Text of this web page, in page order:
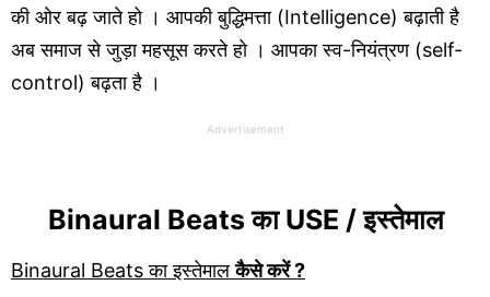
की ओर बढ़ जाते हो । आपकी बुद्धिमत्ता (Intelligence) बढ़ाती है
अब समाज से जुड़ा महसूस करते हो । आपका स्व-नियंत्रण (self-
control) बढ़ता है ।
Advertisement
Binaural Beats का USE / इस्तेमाल
Binaural Beats का इस्तेमालकैसे करें ?